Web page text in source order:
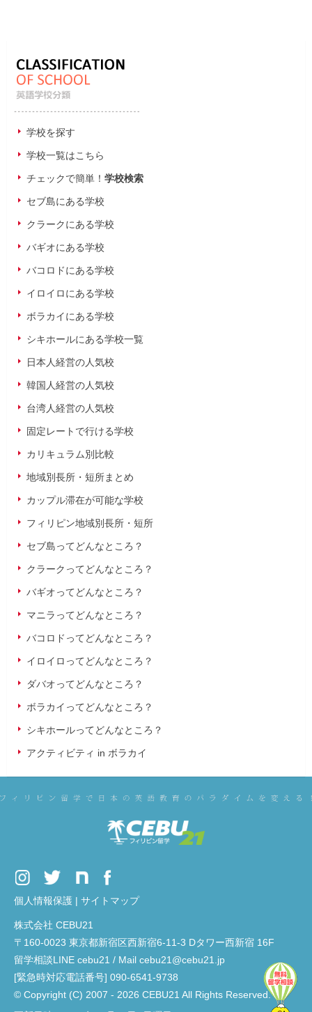
学校を探す
学校一覧はこちら
チェックで簡単！ 学校検索
セブ島にある学校
クラークにある学校
バギオにある学校
バコロドにある学校
イロイロにある学校
ボラカイにある学校
シキホールにある学校一覧
日本人経営の人気校
韓国人経営の人気校
台湾人経営の人気校
固定レートで行ける学校
カリキュラム別比較
地域別長所・短所まとめ
カップル滞在が可能な学校
フィリピン地域別長所・短所
セブ島ってどんなところ？
クラークってどんなところ？
バギオってどんなところ？
マニラってどんなところ？
バコロドってどんなところ？
イロイロってどんなところ？
ダバオってどんなところ？
ボラカイってどんなところ？
シキホールってどんなところ？
アクティビティ in ボラカイ
個人情報保護 | サイトマップ
株式会社 CEBU21
〒160-0023 東京都新宿区西新宿6-11-3 Dタワー西新宿 16F
留学相談LINE cebu21 / Mail cebu21@cebu21.jp
[緊急時対応電話番号] 090-6541-9738
© Copyright (C) 2007 - 2026 CEBU21 All Rights Reserved.